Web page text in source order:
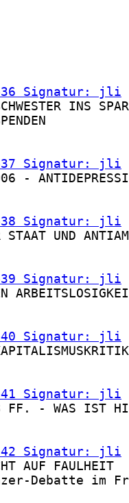
Signatur: jli
INS
Signatur: jli
-
Signatur: jli
STAAT UND
Signatur: jli
Signatur: jli
Signatur: jli
FF. - WAS IST
Signatur: jli
AUF FAULHEIT
Debatte im